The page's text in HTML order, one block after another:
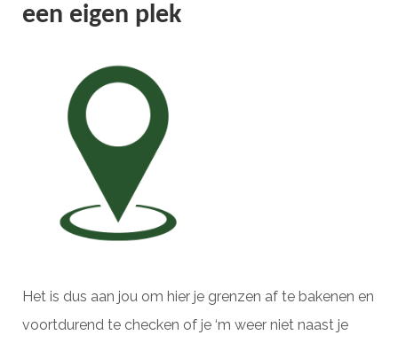
een eigen plek
Het is dus aan jou om hier je grenzen af te bakenen en
voortdurend te checken of je ‘m weer niet naast je